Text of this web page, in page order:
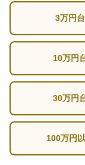
3万円台
10万円
30万円
100万円